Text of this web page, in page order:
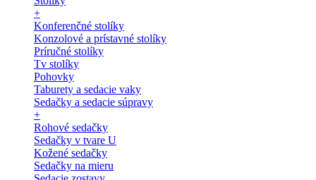
+
Konferenčné stolíky
Konzolové a prístavné stolíky
Príručné stolíky
Tv stolíky
Pohovky
Taburety a sedacie vaky
Sedačky a sedacie súpravy
+
Rohové sedačky
Sedačky v tvare U
Kožené sedačky
Sedačky na mieru